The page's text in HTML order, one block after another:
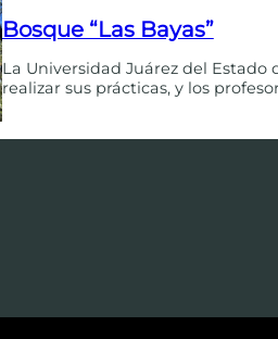
Bosque “Las Bayas”
La Universidad Juárez del Estado
realizar sus prácticas, y los